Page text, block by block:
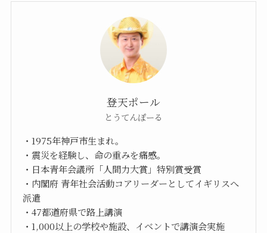
登天ポール
とうてんぽーる
・1975年神戸市生まれ。
・震災を経験し、命の重みを痛感。
・日本青年会議所「人間力大賞」特別賞受賞
・内閣府 青年社会活動コアリーダーとしてイギリスへ
派遣
・47都道府県で路上講演
・1,000以上の学校や施設、イベントで講演会実施